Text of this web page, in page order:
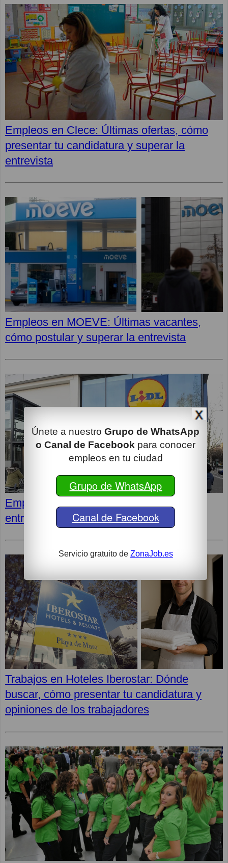
Únete a nuestro Grupo de WhatsApp
o Canal de Facebook para conocer
empleos en tu ciudad
Grupo de WhatsApp
Canal de Facebook
Servicio gratuito de ZonaJob.es
Empleos en Clece: Últimas ofertas, cómo
presentar tu candidatura y superar la
entrevista
Empleos en MOEVE: Últimas vacantes,
cómo postular y superar la entrevista
Empleos en LIDL: Cómo superar la
entrevista y opiniones de los empleados
Trabajos en Hoteles Iberostar: Dónde
buscar, cómo presentar tu candidatura y
opiniones de los trabajadores